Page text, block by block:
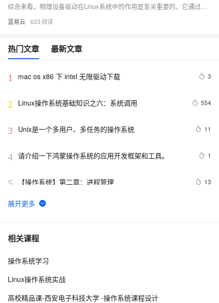
综合来看，物理设备驱动在Linux系统中的作用是至关重要的，它通过与硬件设备的紧密配合，为上层应用提供稳定可靠的通信基础设施。开发一款优秀的物理设备驱动需要开发者具备深厚的硬件知识、熟练的编程技能以及对Linux内核架构的深入理解，以确保驱动程序能在不同的硬件平台和网络条件下都能提供最优的性能。
蓝易云 623
热门文章 最新文章
1 mac os x86 下 intel 无限驱动下载 3
2 Linux操作系统基础知识之六：系统调用 554
3 Unix是一个多用户、多任务的操作系统 11
4 请介绍一下鸿蒙操作系统的应用开发框架和工具。 1
5 【操作系统】第二章：进程管理 13
6 [Oracle]-[安装]-Cent OS安装Oracle Client
7 Oracle OS认证与密码文件认证（操作系统认证、口令
8 【云原生 | 02】分别在CentOS、Ubuntu、macOS、
教程
相关课程
操作系统学习
Linux操作系统实战
高校精品课-西安电子科技大学 -操作系统课程设计